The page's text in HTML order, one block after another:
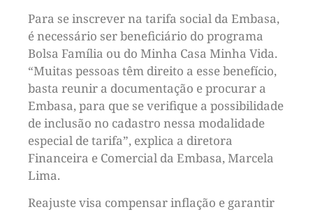
Para se inscrever na tarifa social da Embasa,
é necessário ser beneficiário do programa
Bolsa Família ou do Minha Casa Minha Vida.
“Muitas pessoas têm direito a esse benefício,
basta reunir a documentação e procurar a
Embasa, para que se verifique a possibilidade
de inclusão no cadastro nessa modalidade
especial de tarifa”, explica a diretora
Financeira e Comercial da Embasa, Marcela
Lima.
Reajuste visa compensar inflação e garantir